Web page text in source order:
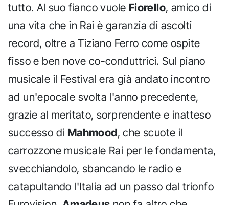
tutto. Al suo fianco vuole Fiorello, amico di
una vita che in Rai è garanzia di ascolti
record, oltre a Tiziano Ferro come ospite
fisso e ben nove co-conduttrici. Sul piano
musicale il Festival era già andato incontro
ad un'epocale svolta l'anno precedente,
grazie al meritato, sorprendente e inatteso
successo di Mahmood, che scuote il
carrozzone musicale Rai per le fondamenta,
svecchiandolo, sbancando le radio e
catapultando l'Italia ad un passo dal trionfo